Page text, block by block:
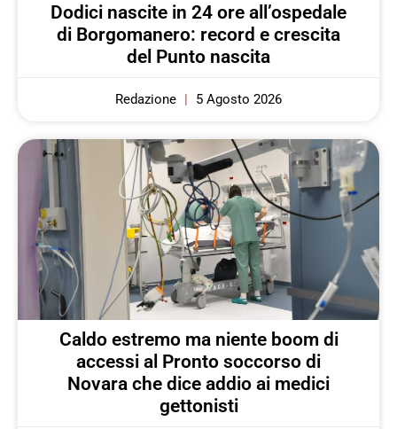
Dodici nascite in 24 ore all’ospedale
di Borgomanero: record e crescita
del Punto nascita
Redazione 5 Agosto 2026
Caldo estremo ma niente boom di
accessi al Pronto soccorso di
Novara che dice addio ai medici
gettonisti